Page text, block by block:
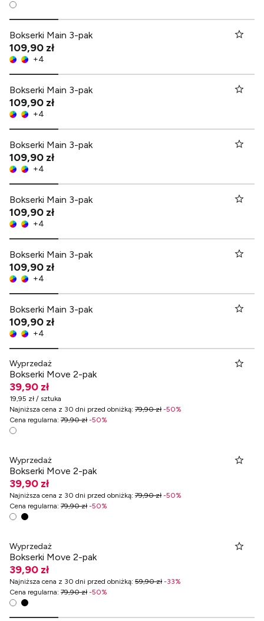
Bokserki Main 3-pak
109,90 zł
+4
Bokserki Main 3-pak
109,90 zł
+4
Bokserki Main 3-pak
109,90 zł
+4
Bokserki Main 3-pak
109,90 zł
+4
Bokserki Main 3-pak
109,90 zł
+4
Bokserki Main 3-pak
109,90 zł
+4
Wyprzedaż
Bokserki Move 2-pak
39,90 zł
19,95 zł / sztuka
Najniższa cena z 30 dni przed obniżką: 79,90 zł -50%
Cena regularna: 79,90 zł -50%
Wyprzedaż
Bokserki Move 2-pak
39,90 zł
Najniższa cena z 30 dni przed obniżką: 79,90 zł -50%
Cena regularna: 79,90 zł -50%
Wyprzedaż
Bokserki Move 2-pak
39,90 zł
Najniższa cena z 30 dni przed obniżką: 59,90 zł -33%
Cena regularna: 79,90 zł -50%